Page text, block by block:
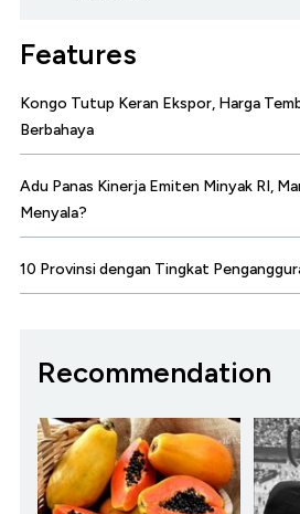
Features
Kongo Tutup Keran Ekspor, Harga
Berbahaya
Adu Panas Kinerja Emiten Minyak RI,
Menyala?
10 Provinsi dengan Tingkat
Recommendation